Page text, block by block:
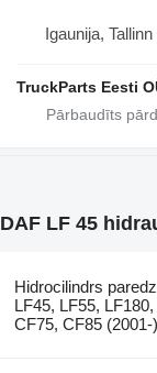
Igaunija, Tallinn
TruckParts Eesti
DAF LF 45
Hidrocilindrs
LF45, LF55,
CF75, CF85 (2001-